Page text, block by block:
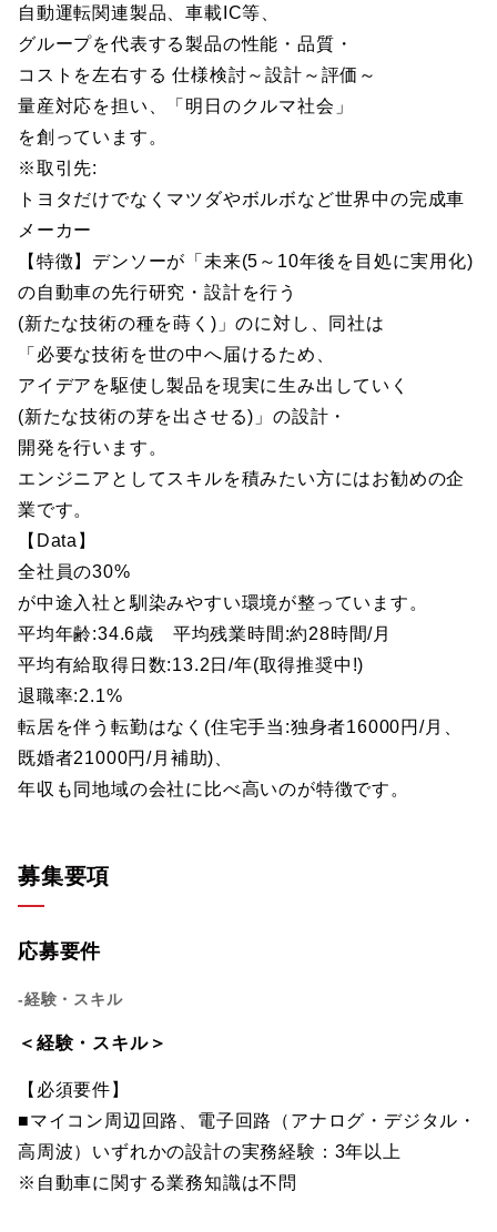
自動運転関連製品、車載IC等、
グループを代表する製品の性能・品質・
コストを左右する 仕様検討～設計～評価～
量産対応を担い、「明日のクルマ社会」
を創っています。
※取引先:
トヨタだけでなくマツダやボルボなど世界中の完成車
メーカー
【特徴】デンソーが「未来(5～10年後を目処に実用化)
の自動車の先行研究・設計を行う
(新たな技術の種を蒔く)」のに対し、同社は
「必要な技術を世の中へ届けるため、
アイデアを駆使し製品を現実に生み出していく
(新たな技術の芽を出させる)」の設計・
開発を行います。
エンジニアとしてスキルを積みたい方にはお勧めの企
業です。
【Data】
全社員の30%
が中途入社と馴染みやすい環境が整っています。
平均年齢:34.6歳 平均残業時間:約28時間/月
平均有給取得日数:13.2日/年(取得推奨中!)
退職率:2.1%
転居を伴う転勤はなく(住宅手当:独身者16000円/月、
既婚者21000円/月補助)、
年収も同地域の会社に比べ高いのが特徴です。
募集要項
応募要件
-経験・スキル
＜経験・スキル＞
【必須要件】
■マイコン周辺回路、電子回路（アナログ・デジタル・
高周波）いずれかの設計の実務経験：3年以上
※自動車に関する業務知識は不問